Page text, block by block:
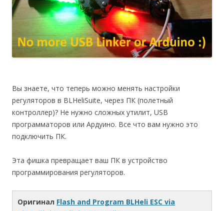
Вы знаете, что теперь можно менять настройки
регуляторов в BLHeliSuite, через ПК (полетный
контроллер)? Не нужно сложных утилит, USB
программаторов или Ардуино. Все что вам нужно это
подключить ПК.
Эта фишка превращает ваш ПК в устройство
программирования регуляторов.
Оригинал Flash and Program BLHeli ESC via